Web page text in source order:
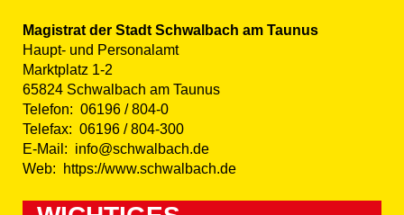
Magistrat der Stadt Schwalbach am Taunus
Haupt- und Personalamt
Marktplatz 1-2
65824 Schwalbach am Taunus
Telefon: 06196 / 804-0
Telefax: 06196 / 804-300
E-Mail: info@schwalbach.de
Web:
https://www.schwalbach.de